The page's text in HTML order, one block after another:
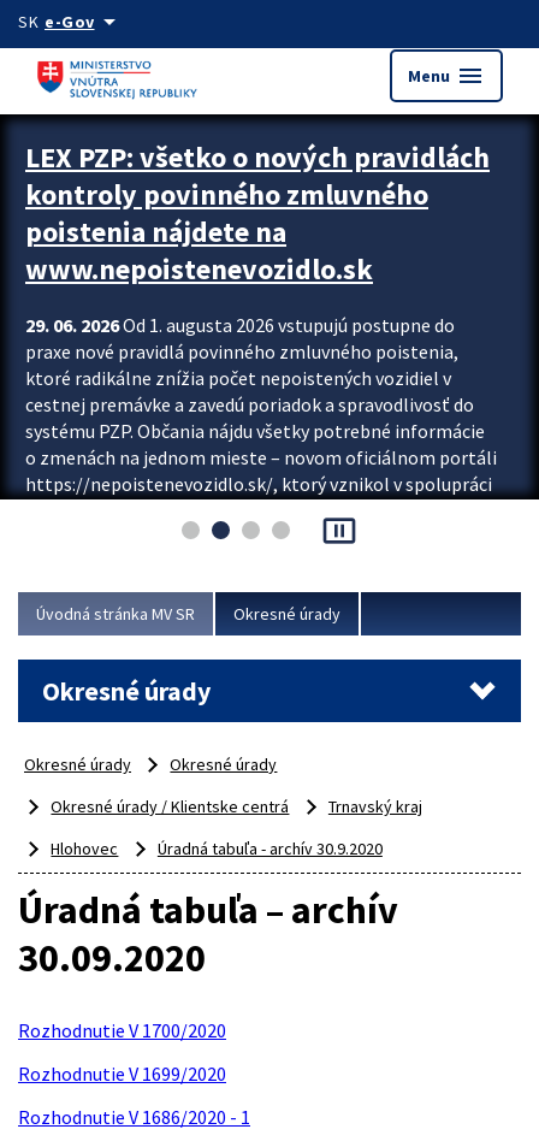
Preskocit na hlavný obsah
SK e-Govarrow_drop_down
Menu menu
Zastavit automatický posun upútavok
LEX PZP: všetko o nových pravidlách
kontroly povinného zmluvného
poistenia nájdete na
www.nepoistenevozidlo.sk
29. 06. 2026Od 1. augusta 2026 vstupujú postupne do
praxe nové pravidlá povinného zmluvného poistenia,
ktoré radikálne znížia počet nepoistených vozidiel v
cestnej premávke a zavedú poriadok a spravodlivosť do
systému PZP. Občania nájdu všetky potrebné informácie
o zmenách na jednom mieste – novom oficiálnom portáli
https://nepoistenevozidlo.sk/, ktorý vznikol v spolupráci
asociácie poisťovní (SLASPO) a Ministerstva vnútra SR.
Viac
pause_presentation
Úvodná stránka MV SR Okresné úrady
Okresné úrady
Okresné úrady
Okresné úrady
Okresné úrady / Klientske centrá
Trnavský kraj
Hlohovec
Úradná tabuľa - archív 30.9.2020
Úradná tabuľa – archív
30.09.2020
Rozhodnutie V 1700/2020
Rozhodnutie V 1699/2020
Rozhodnutie V 1686/2020 - 1